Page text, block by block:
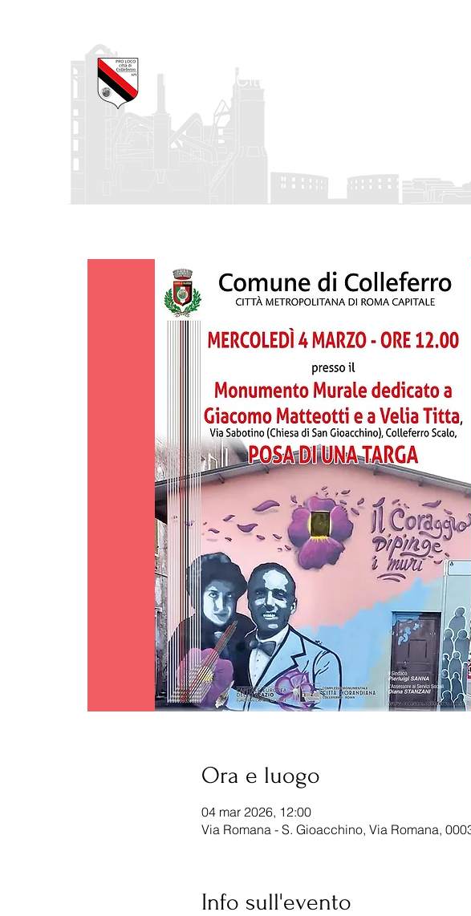
Pro Loco Città di Colleferro
Ora e luogo
04 mar 2026, 12:00
Via Romana - S. Gioacchino, Via Romana,
Info sull'evento